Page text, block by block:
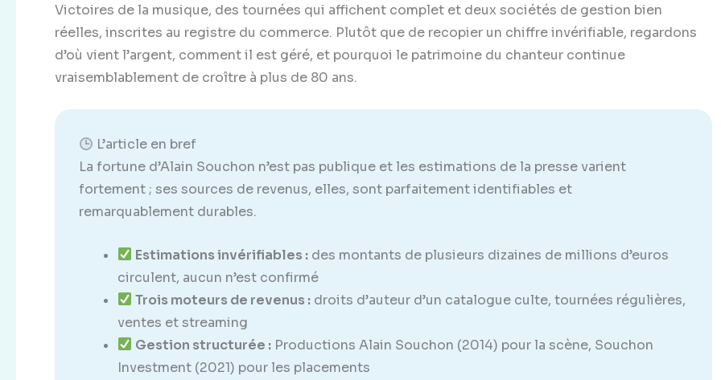
Victoires de la musique, des tournées qui affichent complet et deux sociétés de gestion bien
réelles, inscrites au registre du commerce. Plutôt que de recopier un chiffre invérifiable, regardons
d’où vient l’argent, comment il est géré, et pourquoi le patrimoine du chanteur continue
vraisemblablement de croître à plus de 80 ans.
L’article en bref
La fortune d’Alain Souchon n’est pas publique et les estimations de la presse varient
fortement ; ses sources de revenus, elles, sont parfaitement identifiables et
remarquablement durables.
Estimations invérifiables : des montants de plusieurs dizaines de millions d’euros
circulent, aucun n’est confirmé
Trois moteurs de revenus : droits d’auteur d’un catalogue culte, tournées régulières,
ventes et streaming
Gestion structurée : Productions Alain Souchon (2014) pour la scène, Souchon
Investment (2021) pour les placements